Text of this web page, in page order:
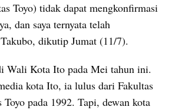
Toyo) tidak dapat mengkonfirmasi
dan saya ternyata telah
dikutip Jumat (11/7).
Wali Kota Ito pada Mei tahun ini.
kota Ito, ia lulus dari Fakultas
pada 1992. Tapi, dewan kota